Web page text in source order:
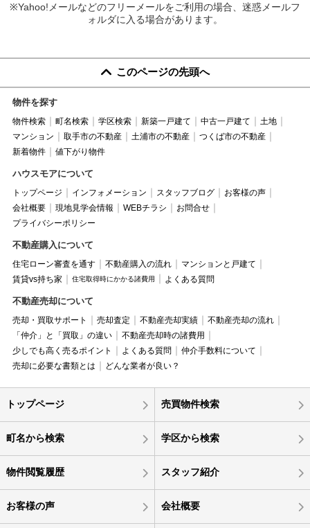
※Yahoo!メールなどのフリーメールをご利用の場合、迷惑メールフ
ォルダに入る場合があります。
このページの先頭へ
物件を探す
物件検索 町名検索 学区検索 新築一戸建て 中古一戸建て
土地
マンション
取手市の不動産 土浦市の不動産
つくば市の不動産
新着物件
値下がり物件
ハウスモアについて
トップページ インフォメーション スタッフブログ
お客様の声
会社概要
現地見学会情報 WEBチラシ
お問合せ
プライバシーポリシー
不動産購入について
住宅ローン審査を通す 不動産購入の流れ
マンションと戸建て
賃貸vs持ち家
住宅取得時にかかる諸費用 よくある質問
不動産売却について
売却・買取サポート 売却査定 不動産売却実績
不動産売却の流れ
「仲介」と「買取」の違い
不動産売却時の諸費用
少しでも高く売るポイント
よくある質問
仲介手数料について
売却に必要な書類とは
どんな業者が良い？
トップページ 売買物件検索
町名から検索 学区から検索
物件閲覧履歴 スタッフ紹介
お客様の声 会社概要